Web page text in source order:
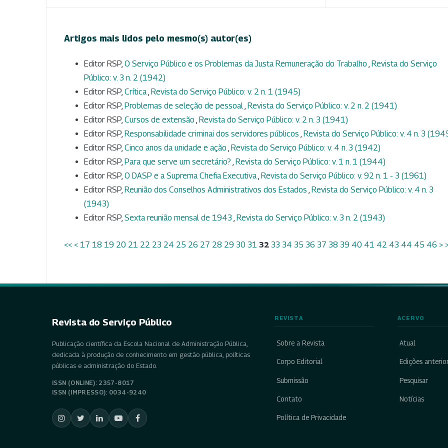
Artigos mais lidos pelo mesmo(s) autor(es)
Editor RSP, O Serviço Público e os Problemas da Justa Remuneração do Trabalho , Revista do Serviço
Público: v. 3 n. 2 (1942)
Editor RSP, Crítica, Revista do Serviço Público: v. 2 n. 1 (1945)
Editor RSP, Problemas de seleção de pessoal, Revista do Serviço Público: v. 2 n. 2 (1941)
Editor RSP, Cursos de extensão , Revista do Serviço Público: v. 2 n. 3 (1941)
Editor RSP, Responsabilidade criminai dos servidores públicos , Revista do Serviço Público: v. 4 n. 3
Editor RSP, Cinco anos da unidade e ação , Revista do Serviço Público: v. 4 n. 3 (1942)
Editor RSP, Para que serve um secretário? , Revista do Serviço Público: v. 1 n. 1 (1944)
Editor RSP, O DASP e a Suprema Chefia Executiva, Revista do Serviço Público: v. 92 n. 1 - 3 (1961)
Editor RSP, Reunião dos Conselhos Administrativos dos Estados , Revista do Serviço Público: v. 4 n. 3
(1943)
Editor RSP, Sexta reunião mensal de 1943 , Revista do Serviço Público: v. 3 n. 2 (1943)
<< < 17 18 19 20 21 22 23 24 25 26 27 28 29 30 31 32 33 34 35 36 37 38 39 40 41 42 43 44 45 46 >
Revista do Serviço Público
Publicação científica da Escola Nacional de Administração Pública,
dedicada à produção de conhecimento em gestão pública, políticas
públicas e administração do Estado.
ISSN (ONLINE): 2357-8017
ISSN (IMPRESSO): 0034-9240
REVISTA
Sobre a Revista
Corpo Editorial
Submissão
Contato
Política de Privacidade
ACERVO
Atual
Edições
Pesquisar
Notícias